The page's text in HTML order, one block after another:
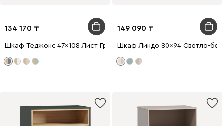
134 170
Шкаф Теджонс 47x108 Лист Графитовый
149 090
Шкаф Линдо 80x94 Светло-